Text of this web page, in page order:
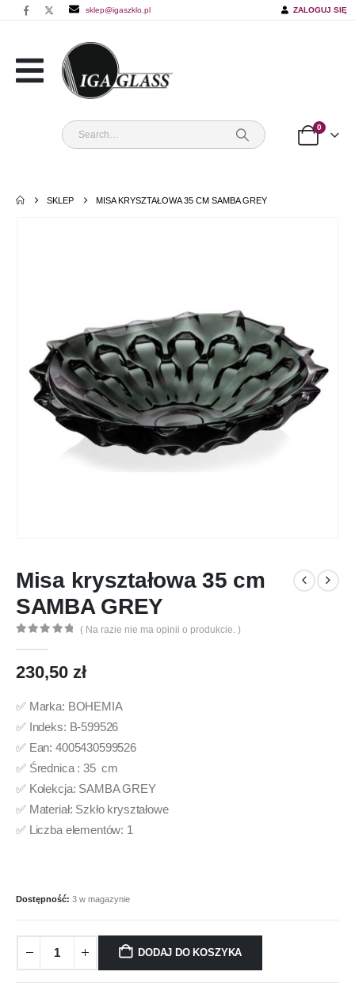
sklep@igaszklo.pl ZALOGUJ SIĘ
0
SKLEP MISA KRYSZTAŁOWA 35 CM SAMBA GREY
Misa kryształowa 35 cm
SAMBA GREY
( Na razie nie ma opinii o produkcie. )
230,50 zł
✅ Marka: BOHEMIA
✅ Indeks: B-599526
✅ Ean: 4005430599526
✅ Średnica : 35 cm
✅ Kolekcja: SAMBA GREY
✅ Materiał: Szkło kryształowe
✅ Liczba elementów: 1
Dostępność: 3 w magazynie
DODAJ DO KOSZYKA